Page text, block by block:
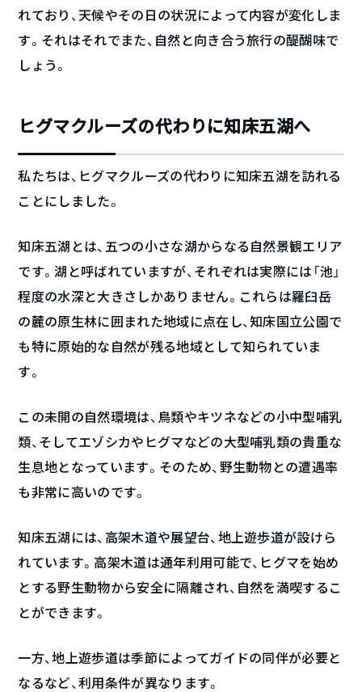
れており、天候やその日の状況によって内容が変化しま
す。それはそれでまた、自然と向き合う旅行の醍醐味で
しょう。
ヒグマクルーズの代わりに知床五湖へ
私たちは、ヒグマクルーズの代わりに知床五湖を訪れる
ことにしました。
知床五湖とは、五つの小さな湖からなる自然景観エリア
です。湖と呼ばれていますが、それぞれは実際には「池」
程度の水深と大きさしかありません。これらは羅臼岳
の麓の原生林に囲まれた地域に点在し、知床国立公園で
も特に原始的な自然が残る地域として知られていま
す。
この未開の自然環境は、鳥類やキツネなどの小中型哺乳
類、そしてエゾシカやヒグマなどの大型哺乳類の貴重な
生息地となっています。そのため、野生動物との遭遇率
も非常に高いのです。
知床五湖には、高架木道や展望台、地上遊歩道が設けら
れています。高架木道は通年利用可能で、ヒグマを始め
とする野生動物から安全に隔離され、自然を満喫するこ
とができます。
一方、地上遊歩道は季節によってガイドの同伴が必要と
なるなど、利用条件が異なります。